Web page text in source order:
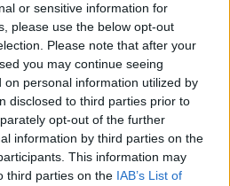
or sensitive information for
please use the below opt-out
Please note that after your
you may continue seeing
on personal information utilized by
disclosed to third parties prior to
opt-out of the further
information by third parties on the
This information may
third parties on the IAB’s List of